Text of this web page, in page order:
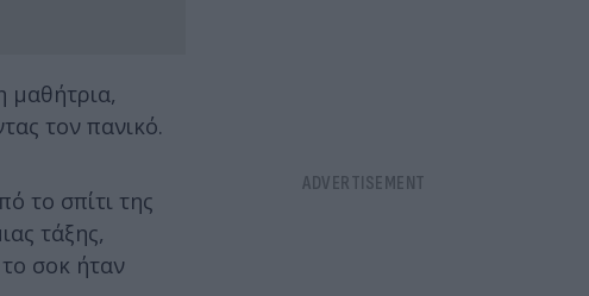
μαθήτρια,
τον πανικό.
το σπίτι της
τάξης,
σοκ ήταν